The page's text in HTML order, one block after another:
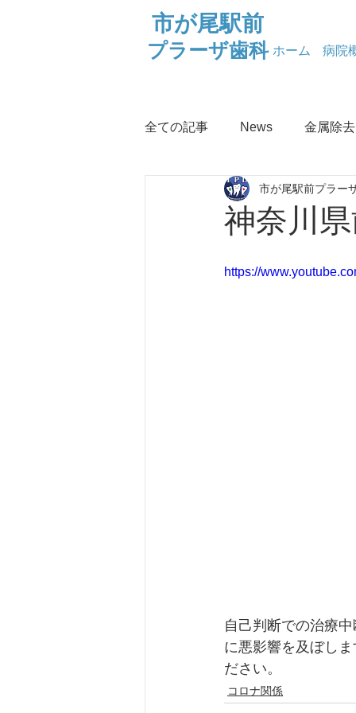
市が尾駅前
プラーザ歯科 ホーム 病院
全ての記事 News 金属除去
お口の健康 なぜなに金属
神奈川
市が尾駅前プラー
https://
自己判断での治療
に悪影響を及ぼし
ださい。
コロナ関係